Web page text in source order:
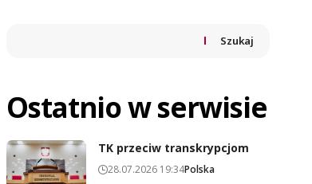
Szukaj
Ostatnio w serwisie
TK przeciw transkrypcjom
28.07.2026 19:34Polska